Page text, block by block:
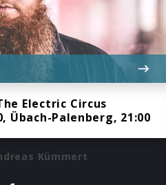
Electric Circus
Übach-Palenberg, 21:00
Kümmert